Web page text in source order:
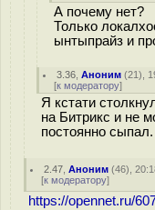
А почему нет?
Только
ынтыпрайз и
3.36 ,Аноним (21),
[к модератору]
Я кстати
на Битрикс и не
постоянно сыпал.
2.47 ,Аноним (46),
[к модератору]
https://opennet.ru/